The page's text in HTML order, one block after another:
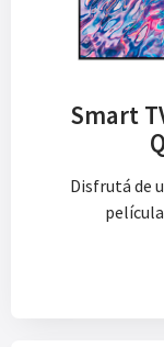
Smart
Disfrutá de